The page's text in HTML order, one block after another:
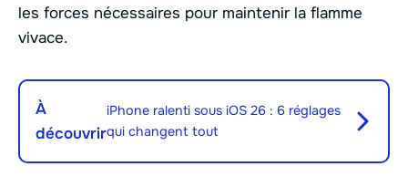
les forces nécessaires pour maintenir la flamme
vivace.
À
découvrir
iPhone ralenti sous iOS 26 : 6 réglages
qui changent tout